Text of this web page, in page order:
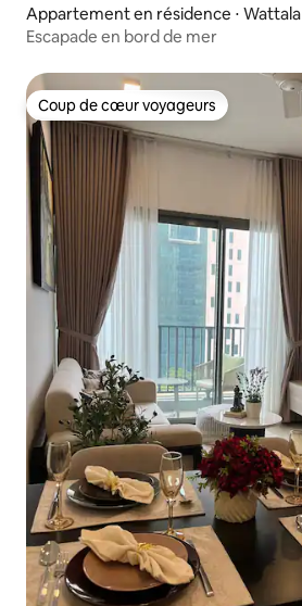
Appartement en résidence ⋅ Wattala
Escapade en bord de mer
Coup de cœur voyageurs
Coup de cœur voyageurs